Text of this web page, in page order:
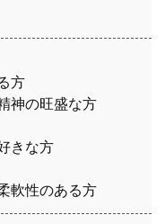
方
神の旺盛な方
きな方
軟性のある方